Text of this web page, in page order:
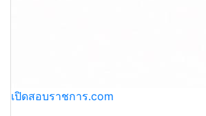
เปิดสอบราชการ.com